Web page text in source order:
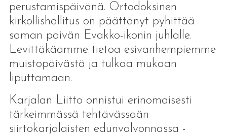
perustamispäivänä. Ortodoksinen
kirkollishallitus on päättänyt pyhittää
saman päivän Evakko-ikonin juhlalle.
Levittäkäämme tietoa esivanhempiemme
muistopäivästä ja tulkaa mukaan
liputtamaan.
Karjalan Liitto onnistui erinomaisesti
tärkeimmässä tehtävässään
siirtokarjalaisten edunvalvonnassa -